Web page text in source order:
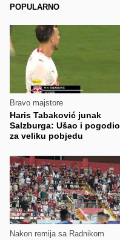
POPULARNO
Bravo majstore
Haris Tabaković junak
Salzburga: Ušao i pogodio
za veliku pobjedu
Nakon remija sa Radnikom